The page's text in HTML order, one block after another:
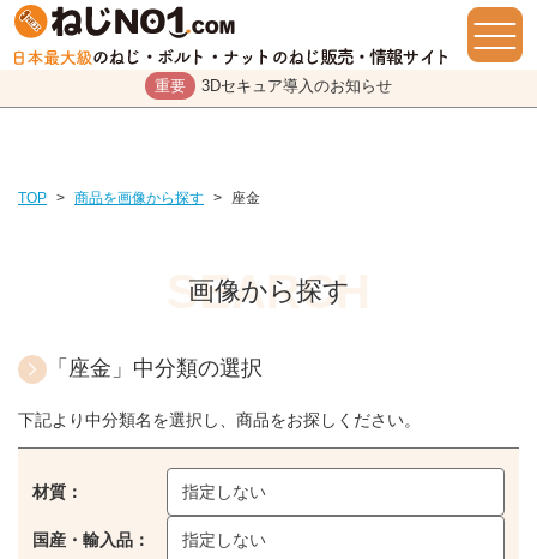
重要 3Dセキュア導入のお知らせ
TOP > 商品を画像から探す > 座金
画像から探す
「座金」中分類の選択
下記より中分類名を選択し、商品をお探しください。
材質： 指定しない
国産・輸入品： 指定しない